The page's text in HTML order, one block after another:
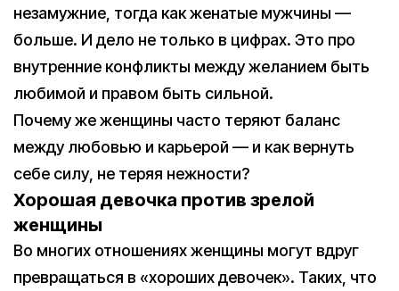
незамужние, тогда как женатые мужчины —
больше. И дело не только в цифрах. Это про
внутренние конфликты между желанием быть
любимой и правом быть сильной.
Почему же женщины часто теряют баланс
между любовью и карьерой — и как вернуть
себе силу, не теряя нежности?
Хорошая девочка против зрелой
женщины
Во многих отношениях женщины могут вдруг
превращаться в «хороших девочек». Таких, что